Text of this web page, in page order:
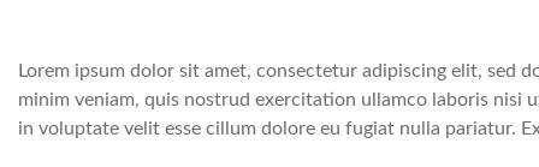
Lorem ipsum dolor sit amet, consectetur adipiscing elit, sed
minim veniam, quis nostrud exercitation ullamco laboris nisi
in voluptate velit esse cillum dolore eu fugiat nulla pariatur.